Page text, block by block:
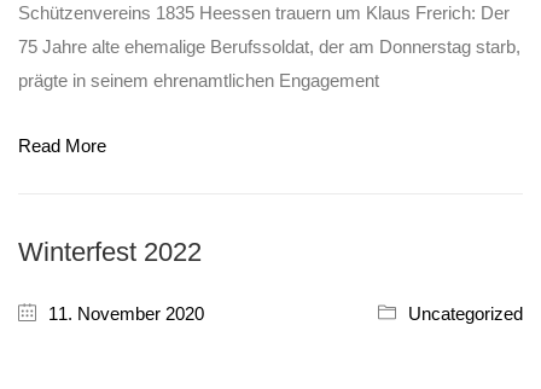
Schützenvereins 1835 Heessen trauern um Klaus Frerich: Der
75 Jahre alte ehemalige Berufssoldat, der am Donnerstag starb,
prägte in seinem ehrenamtlichen Engagement
Read More
Winterfest 2022
11. November 2020 Uncategorized